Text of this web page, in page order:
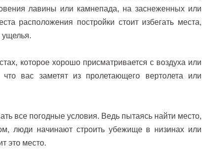
лавины или камнепада, на заснеженных или
расположения постройки стоит избегать места,
ущелья.
которое хорошо присматривается с воздуха или
вас заметят из пролетающего вертолета или
все погодные условия. Ведь пытаясь найти место,
люди начинают строить убежище в низинах или
это место.